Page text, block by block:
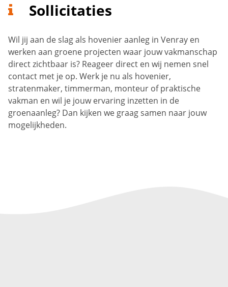
Sollicitaties
Wil jij aan de slag als hovenier aanleg in Venray en
werken aan groene projecten waar jouw vakmanschap
direct zichtbaar is? Reageer direct en wij nemen snel
contact met je op. Werk je nu als hovenier,
stratenmaker, timmerman, monteur of praktische
vakman en wil je jouw ervaring inzetten in de
groenaanleg? Dan kijken we graag samen naar jouw
mogelijkheden.